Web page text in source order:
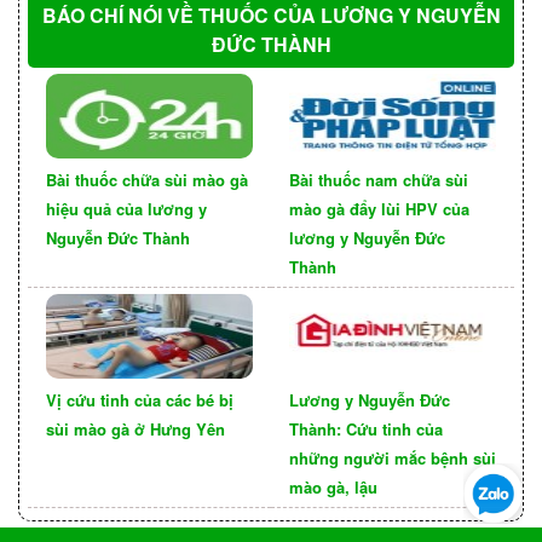
nhiều gia vị gây nóng trong người, kiêng đổ xanh,
rau muống và hạn chế đồ biển, thịt đỏ.
Chúng tôi hy vọng với những chia sẻ và thông tin
trên đây đã giúp bạn có được những kiến thức
liên quan đến vấn đề những cách phòng tránh
BÁO CHÍ NÓI VỀ THUỐC CỦA LƯƠNG Y NGUYỄN
ĐỨC THÀNH
Bài thuốc chữa sùi mào gà
hiệu quả của lương y
Nguyễn Đức Thành
Bài thuốc nam chữa sùi
mào gà đẩy lùi HPV của
lương y Nguyễn Đức
Thành
Vị cứu tinh của các bé bị
sùi mào gà ở Hưng Yên
Lương y Nguyễn Đức
Thành: Cứu tinh của
những người mắc bệnh sùi
mào gà, lậu